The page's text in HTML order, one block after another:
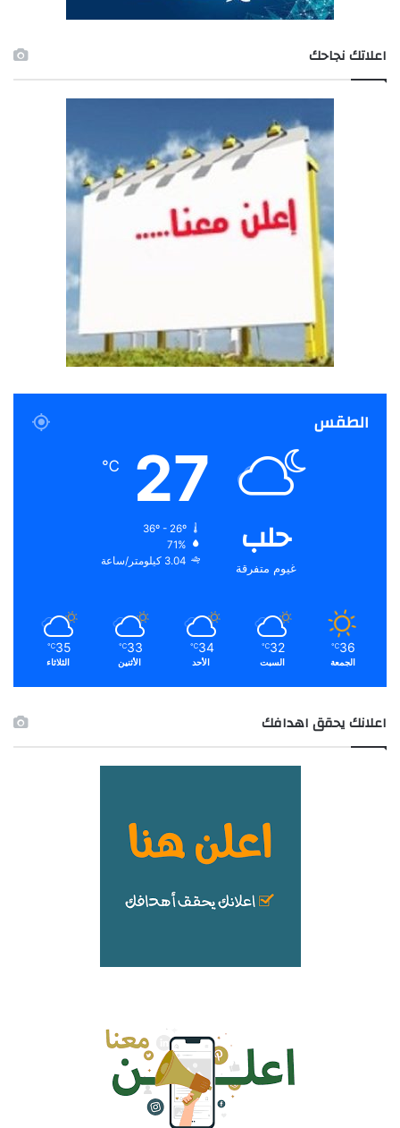
اعلاتك نجاحك
الطقس
حلب
غيوم متفرقة
27
℃
36º - 26º
71%
3.04 كيلومتر/ساعة
36
℃
الجمعة
32
℃
السبت
34
℃
الأحد
33
℃
الأثنين
35
℃
الثلاثاء
اعلانك يحقق اهدافك